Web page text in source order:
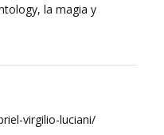
la magia y
virgilio-luciani/